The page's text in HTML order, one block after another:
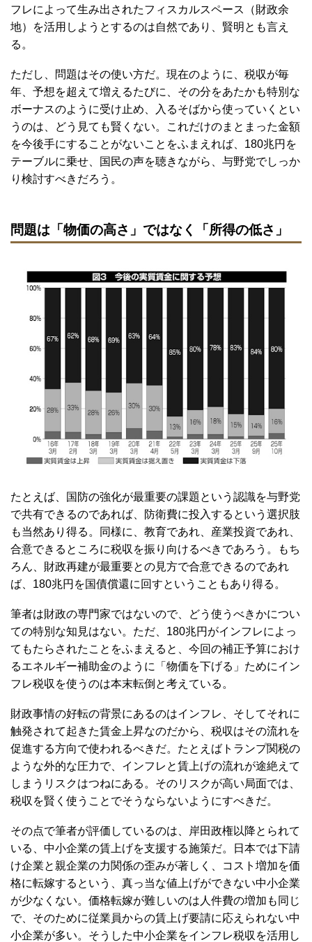
フレによって生み出されたフィスカルスペース（財政余
地）を活用しようとするのは自然であり、賢明とも言え
る。
ただし、問題はその使い方だ。現在のように、税収が毎
年、予想を超えて増えるたびに、その分をあたかも特別な
ボーナスのように受け止め、入るそばから使っていくとい
うのは、どう見ても賢くない。これだけのまとまった金額
を今後手にすることがないことをふまえれば、180兆円を
テーブルに乗せ、国民の声を聴きながら、与野党でしっか
り検討すべきだろう。
問題は「物価の高さ」ではなく「所得の低さ」
たとえば、国防の強化が最重要の課題という認識を与野党
で共有できるのであれば、防衛費に投入するという選択肢
も当然あり得る。同様に、教育であれ、産業投資であれ、
合意できるところに税収を振り向けるべきであろう。もち
ろん、財政再建が最重要との見方で合意できるのであれ
ば、180兆円を国債償還に回すということもあり得る。
筆者は財政の専門家ではないので、どう使うべきかについ
ての特別な知見はない。ただ、180兆円がインフレによっ
てもたらされたことをふまえると、今回の補正予算におけ
るエネルギー補助金のように「物価を下げる」ためにイン
フレ税収を使うのは本末転倒と考えている。
財政事情の好転の背景にあるのはインフレ、そしてそれに
触発されて起きた賃金上昇なのだから、税収はその流れを
促進する方向で使われるべきだ。たとえばトランプ関税の
ような外的な圧力で、インフレと賃上げの流れが途絶えて
しまうリスクはつねにある。そのリスクが高い局面では、
税収を賢く使うことでそうならないようにすべきだ。
その点で筆者が評価しているのは、岸田政権以降とられて
いる、中小企業の賃上げを支援する施策だ。日本では下請
け企業と親企業の力関係の歪みが著しく、コスト増加を価
格に転嫁するという、真っ当な値上げができない中小企業
が少なくない。価格転嫁が難しいのは人件費の増加も同じ
で、そのために従業員からの賃上げ要請に応えられない中
小企業が多い。そうした中小企業をインフレ税収を活用し